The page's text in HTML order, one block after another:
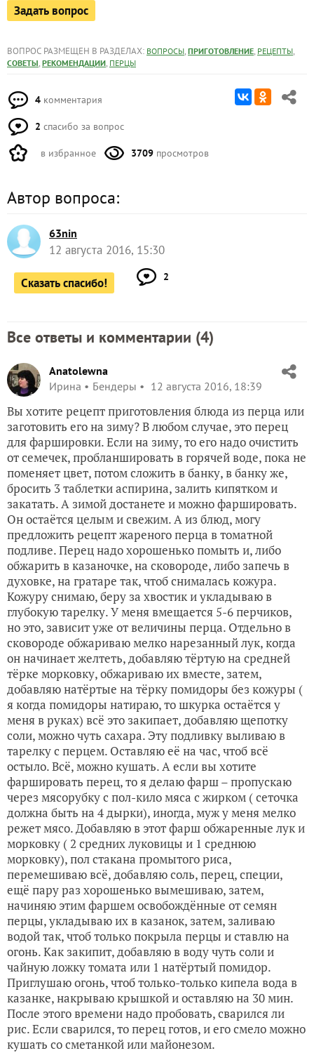
Задать вопрос
ВОПРОС РАЗМЕЩЕН В РАЗДЕЛАХ: ВОПРОСЫ, ПРИГОТОВЛЕНИЕ, РЕЦЕПТЫ,
СОВЕТЫ, РЕКОМЕНДАЦИИ, ПЕРЦЫ
4 комментария
2 спасибо за вопрос
в избранное 3709 просмотров
Автор вопроса:
63nin
12 августа 2016, 15:30
Сказать спасибо! 2
Все ответы и комментарии (4)
Anatolewna
Ирина
Бендеры 12 августа 2016, 18:39
Вы хотите рецепт приготовления блюда из перца или
заготовить его на зиму? В любом случае, это перец
для фаршировки. Если на зиму, то его надо очистить
от семечек, пробланшировать в горячей воде, пока не
поменяет цвет, потом сложить в банку, в банку же,
бросить 3 таблетки аспирина, залить кипятком и
закатать. А зимой достанете и можно фаршировать.
Он остаётся целым и свежим. А из блюд, могу
предложить рецепт жареного перца в томатной
подливе. Перец надо хорошенько помыть и, либо
обжарить в казаночке, на сковороде, либо запечь в
духовке, на гратаре так, чтоб снималась кожура.
Кожуру снимаю, беру за хвостик и укладываю в
глубокую тарелку. У меня вмещается 5-6 перчиков,
но это, зависит уже от величины перца. Отдельно в
сковороде обжариваю мелко нарезанный лук, когда
он начинает желтеть, добавляю тёртую на средней
тёрке морковку, обжариваю их вместе, затем,
добавляю натёртые на тёрку помидоры без кожуры (
я когда помидоры натираю, то шкурка остаётся у
меня в руках) всё это закипает, добавляю щепотку
соли, можно чуть сахара. Эту подливку выливаю в
тарелку с перцем. Оставляю её на час, чтоб всё
остыло. Всё, можно кушать. А если вы хотите
фаршировать перец, то я делаю фарш – пропускаю
через мясорубку с пол-кило мяса с жирком ( сеточка
должна быть на 4 дырки), иногда, муж у меня мелко
режет мясо. Добавляю в этот фарш обжаренные лук и
морковку ( 2 средних луковицы и 1 среднюю
морковку), пол стакана промытого риса,
перемешиваю всё, добавляю соль, перец, специи,
ещё пару раз хорошенько вымешиваю, затем,
начиняю этим фаршем освобождённые от семян
перцы, укладываю их в казанок, затем, заливаю
водой так, чтоб только покрыла перцы и ставлю на
огонь. Как закипит, добавляю в воду чуть соли и
чайную ложку томата или 1 натёртый помидор.
Приглушаю огонь, чтоб только-только кипела вода в
казанке, накрываю крышкой и оставляю на 30 мин.
После этого времени надо пробовать, сварился ли
рис. Если сварился, то перец готов, и его смело можно
кушать со сметанкой или майонезом.